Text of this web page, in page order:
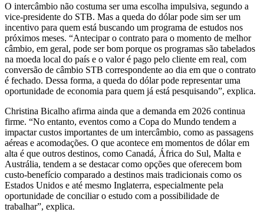
O intercâmbio não costuma ser uma escolha impulsiva, segundo a
vice-presidente do STB. Mas a queda do dólar pode sim ser um
incentivo para quem está buscando um programa de estudos nos
próximos meses. “Antecipar o contrato para o momento de melhor
câmbio, em geral, pode ser bom porque os programas são tabelados
na moeda local do país e o valor é pago pelo cliente em real, com
conversão de câmbio STB correspondente ao dia em que o contrato
é fechado. Dessa forma, a queda do dólar pode representar uma
oportunidade de economia para quem já está pesquisando”, explica.
Christina Bicalho afirma ainda que a demanda em 2026 continua
firme. “No entanto, eventos como a Copa do Mundo tendem a
impactar custos importantes de um intercâmbio, como as passagens
aéreas e acomodações. O que acontece em momentos de dólar em
alta é que outros destinos, como Canadá, África do Sul, Malta e
Austrália, tendem a se destacar como opções que oferecem bom
custo-benefício comparado a destinos mais tradicionais como os
Estados Unidos e até mesmo Inglaterra, especialmente pela
oportunidade de conciliar o estudo com a possibilidade de
trabalhar”, explica.